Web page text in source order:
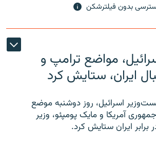
بدون فیلترشکن
مواضع ترامپ و
ایران، ستایش کرد
اسرائیل، روز دوشنبه موضع
آمریکا و مایک پومپئو، وزیر
برابر ایران ستایش کرد.